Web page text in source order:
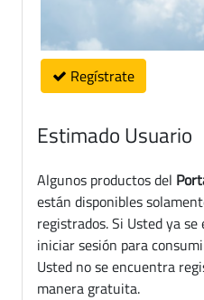
Regístrate
Estimado Usuario
Algunos productos del
están disponibles
registrados. Si Usted ya
iniciar sesión para
Usted no se encuentra
manera gratuita.